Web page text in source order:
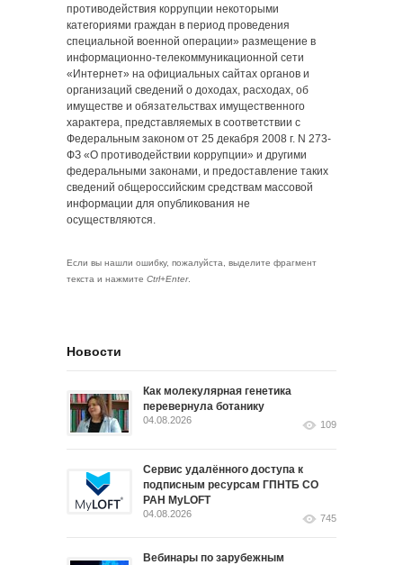
противодействия коррупции некоторыми
категориями граждан в период проведения
специальной военной операции» размещение в
информационно-телекоммуникационной сети
«Интернет» на официальных сайтах органов и
организаций сведений о доходах, расходах, об
имуществе и обязательствах имущественного
характера, представляемых в соответствии с
Федеральным законом от 25 декабря 2008 г. N 273-
ФЗ «О противодействии коррупции» и другими
федеральными законами, и предоставление таких
сведений общероссийским средствам массовой
информации для опубликования не
осуществляются.
Если вы нашли ошибку, пожалуйста, выделите фрагмент
текста и нажмите Ctrl+Enter.
Новости
Как молекулярная генетика
перевернула ботанику
04.08.2026 109
Сервис удалённого доступа к
подписным ресурсам ГПНТБ СО
РАН MyLOFT
04.08.2026 745
Вебинары по зарубежным